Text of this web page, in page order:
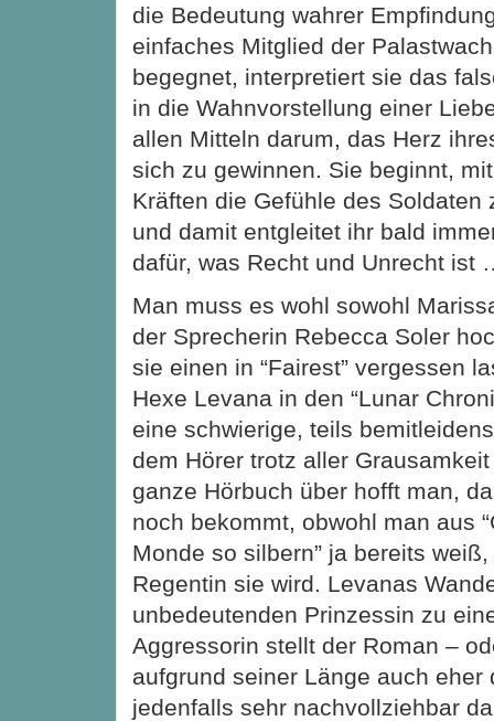
die Bedeutung wahrer
einfaches Mitglied der
begegnet, interpretiert sie das
in die Wahnvorstellung einer
allen Mitteln darum, das Herz
sich zu gewinnen. Sie beginnt,
Kräften die Gefühle des
und damit entgleitet ihr bald
dafür, was Recht und Unrecht ist
Man muss es wohl sowohl
der Sprecherin Rebecca Soler
sie einen in “Fairest” vergessen
Hexe Levana in den “Lunar
eine schwierige, teils
dem Hörer trotz aller
ganze Hörbuch über hofft man,
noch bekommt, obwohl man aus
Monde so silbern” ja bereits
Regentin sie wird. Levanas
unbedeutenden Prinzessin zu
Aggressorin stellt der Roman –
aufgrund seiner Länge auch eher
jedenfalls sehr nachvollziehbar